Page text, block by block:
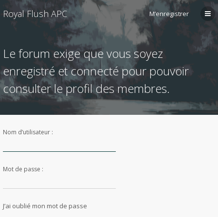
Royal Flush APC M’enregistrer
Le forum exige que vous soyez
enregistré et connecté pour pouvoir
consulter le profil des membres.
Nom d’utilisateur :
Mot de passe :
J’ai oublié mon mot de passe